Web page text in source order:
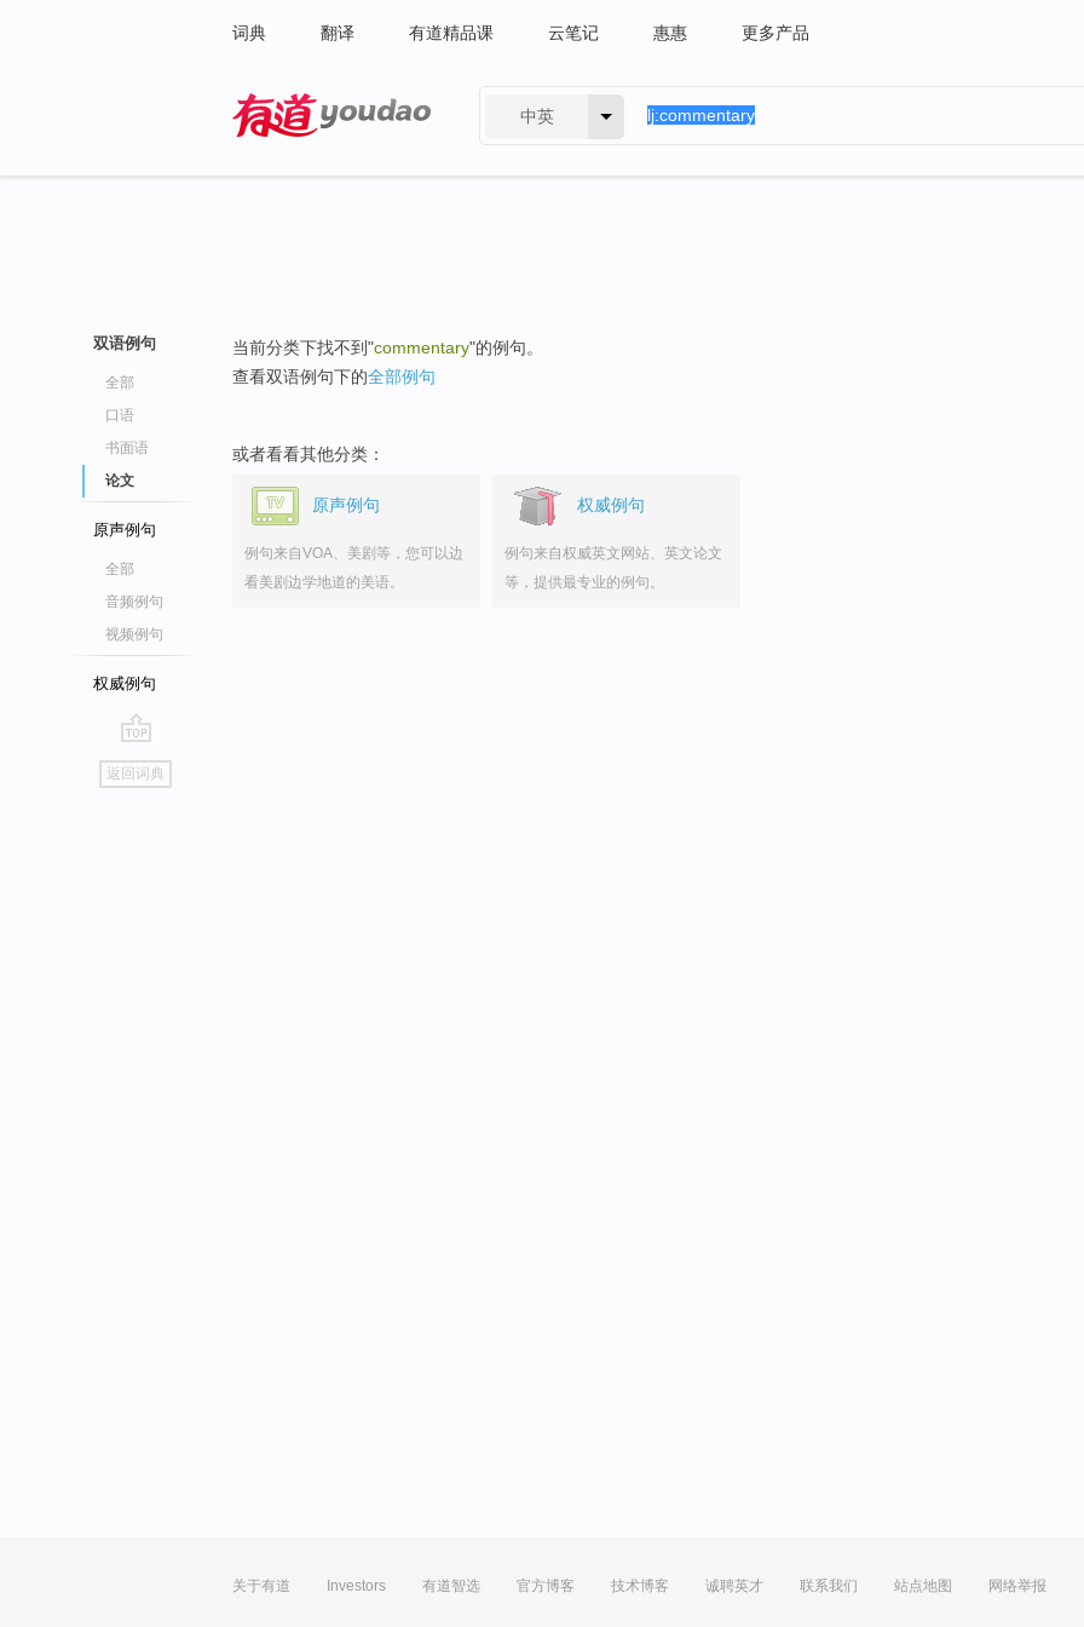
词典 翻译 有道精品课 云笔记 惠惠 更多产品
中英
双语例句
全部
口语
书面语
论文
原声例句
全部
音频例句
视频例句
权威例句
go
top
返回词典
当前分类下找不到"commentary"的例句。
查看双语例句下的全部例句
或者看看其他分类：
原声例句
例句来自VOA、美剧等，您可以边
看美剧边学地道的美语。
权威例句
例句来自权威英文网站、英文论文
等，提供最专业的例句。
关于有道 Investors 有道智选 官方博客 技术博客 诚聘英才 联系我们 站点地图 网络举报